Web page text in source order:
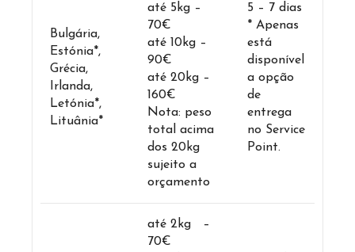
Bulgária,
Estónia*,
Grécia,
Irlanda,
Letónia*,
Lituânia*
até 5kg –
70€
até 10kg –
90€
até 20kg –
160€
Nota: peso
total acima
dos 20kg
sujeito a
orçamento
5 – 7 dias
* Apenas
está
disponível
a opção
de
entrega
no Service
Point.
até 2kg –
70€